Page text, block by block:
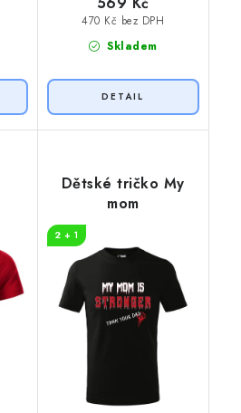
Skladem
470 Kč bez DPH
Dětské tričko My
mom
2 + 1